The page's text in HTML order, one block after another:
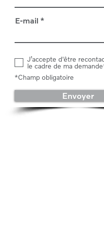
E-mail
J’accepte d'être
le cadre de ma
*Champ obligatoire
Envoyer